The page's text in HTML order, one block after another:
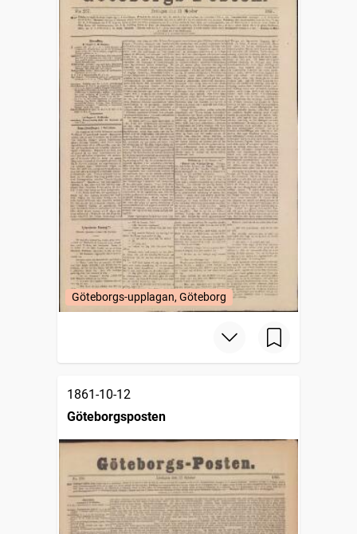
Göteborgs-upplagan, Göteborg
1861-10-12
Göteborgsposten